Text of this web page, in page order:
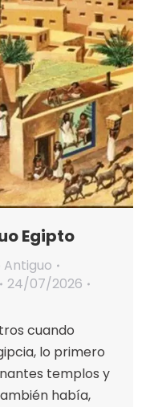
Egipto
Antiguo
24/07/2026
cuando
lo primero
templos y
había,